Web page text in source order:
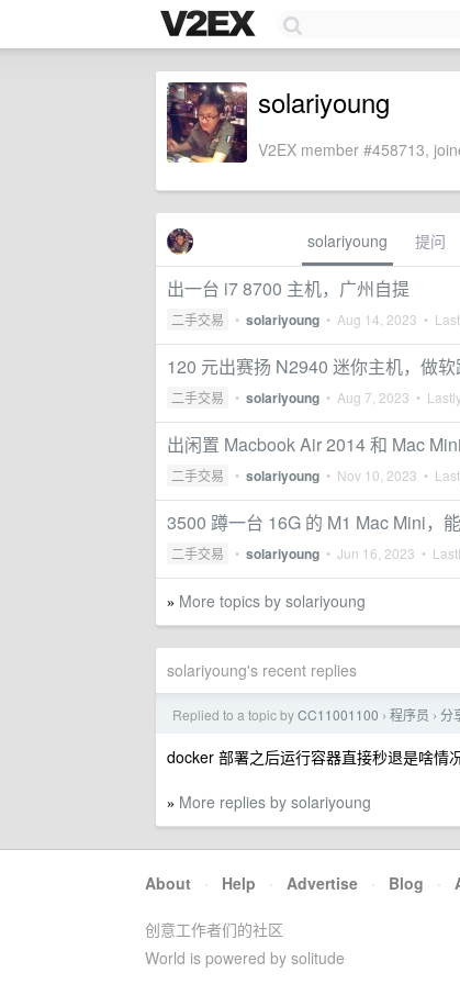
solariyoung
V2EX member #458713,
solariyoung 提问
出一台 i7 8700 主机，广州自提
二手交易 • solariyoung • Aug 14, 2023 •
120 元出赛扬 N2940 迷你主机，做软
二手交易 • solariyoung • Aug 7, 2023 •
出闲置 Macbook Air 2014 和 Mac
二手交易 • solariyoung • Nov 10, 2023 •
3500 蹲一台 16G 的 M1 Mac Mini，
二手交易 • solariyoung • Jun 16, 2023 •
» More topics by solariyoung
solariyoung's recent replies
Replied to a topic byCC11001100 › 程序员 › 分
docker 部署之后运行容器直接秒退是啥情
» More replies by solariyoung
About · Help · Advertise · Blog ·
创意工作者们的社区
World is powered by solitude